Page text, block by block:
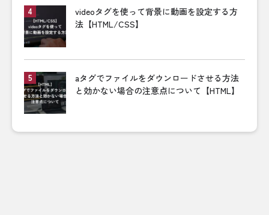
videoタグを使って背景に動画を設定する方
法【HTML/CSS】
aタグでファイルをダウンロードさせる方法
と効かない場合の注意点について【HTML】